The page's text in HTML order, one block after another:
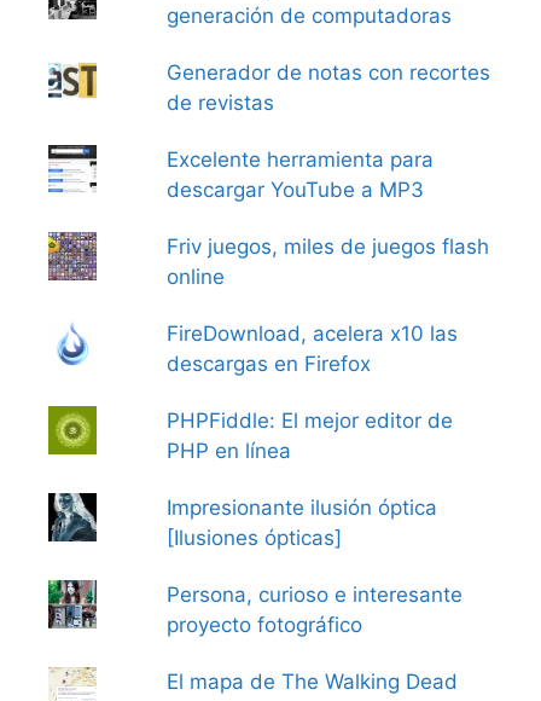
generación de computadoras
Generador de notas con recortes
de revistas
Excelente herramienta para
descargar YouTube a MP3
Friv juegos, miles de juegos flash
online
FireDownload, acelera x10 las
descargas en Firefox
PHPFiddle: El mejor editor de
PHP en línea
Impresionante ilusión óptica
[Ilusiones ópticas]
Persona, curioso e interesante
proyecto fotográfico
El mapa de The Walking Dead